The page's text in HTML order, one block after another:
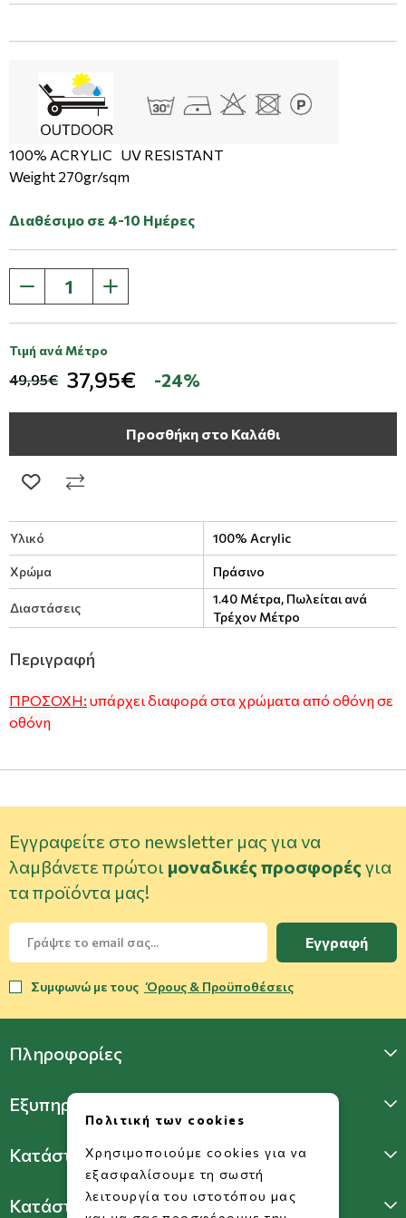
100% ACRYLIC UV RESISTANT
Weight 270gr/sqm
Διαθέσιμο σε 4-10 Ημέρες
Τιμή ανά Μέτρο
49,95€ 37,95€ -24%
Προσθήκη στο Καλάθι
Υλικό 100% Acrylic
Χρώμα Πράσινο
Διαστάσεις
1.40 Μέτρα, Πωλείται ανά
Τρέχον Μέτρο
Περιγραφή
ΠΡΟΣΟΧΗ: υπάρχει διαφορά στα χρώματα από οθόνη σε
οθόνη
Εγγραφείτε στο newsletter μας για να
λαμβάνετε πρώτοι μοναδικές προσφορές για
τα προϊόντα μας!
Εγγραφή
Συμφωνώ με τους Όρους & Προϋποθέσεις
Πληροφορίες
Εξυπηρέτηση Πελατών
Κατάστημα Γλυφάδας
Κατάστημα Πατησίων
Πολιτική των cookies
Χρησιμοποιούμε cookies για να
εξασφαλίσουμε τη σωστή
λειτουργία του ιστοτόπου μας